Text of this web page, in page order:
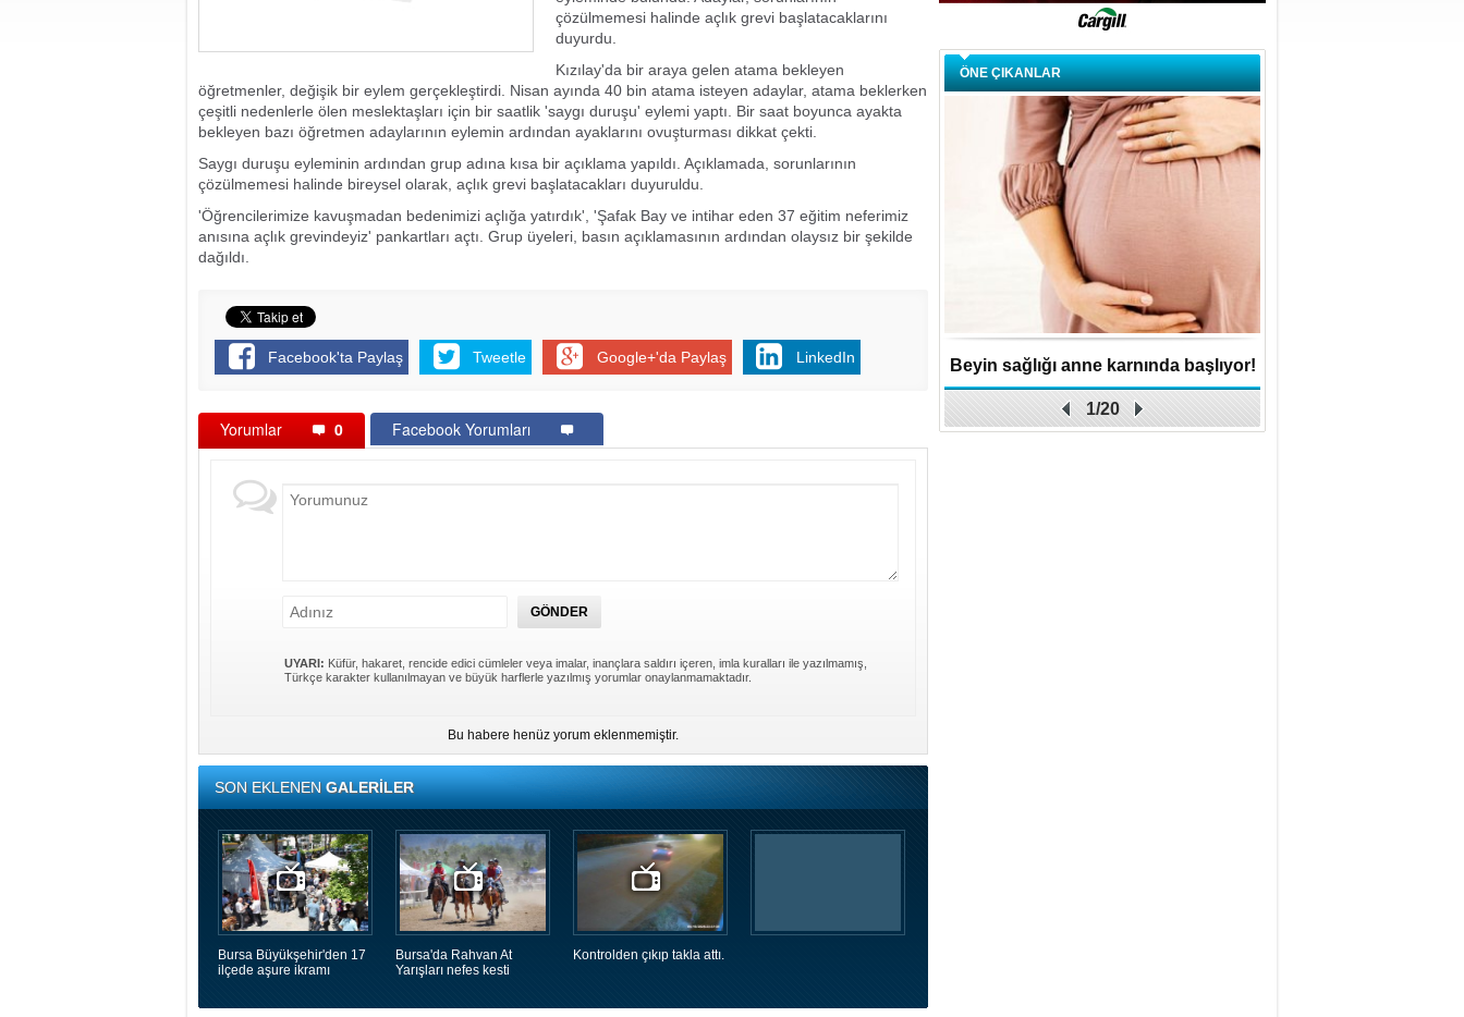
çözülmemesi halinde açlık grevi başlatacaklarını
duyurdu.
Kızılay'da bir araya gelen atama bekleyen
öğretmenler, değişik bir eylem gerçekleştirdi. Nisan ayında 40 bin atama isteyen adaylar, atama beklerken
çeşitli nedenlerle ölen meslektaşları için bir saatlik 'saygı duruşu' eylemi yaptı. Bir saat boyunca ayakta
bekleyen bazı öğretmen adaylarının eylemin ardından ayaklarını ovuşturması dikkat çekti.
Saygı duruşu eyleminin ardından grup adına kısa bir açıklama yapıldı. Açıklamada, sorunlarının
çözülmemesi halinde bireysel olarak, açlık grevi başlatacakları duyuruldu.
'Öğrencilerimize kavuşmadan bedenimizi açlığa yatırdık', 'Şafak Bay ve intihar eden 37 eğitim neferimiz
anısına açlık grevindeyiz' pankartları açtı. Grup üyeleri, basın açıklamasının ardından olaysız bir şekilde
dağıldı.
Facebook'ta Paylaş Tweetle Google+'da Paylaş LinkedIn
Yorumlar 0 Facebook Yorumları
UYARI: Küfür, hakaret, rencide edici cümleler veya imalar, inançlara saldırı içeren, imla kuralları ile yazılmamış,
Türkçe karakter kullanılmayan ve büyük harflerle yazılmış yorumlar onaylanmamaktadır.
Bu habere henüz yorum eklenmemiştir.
SON EKLENENGALERİLER
Bursa Büyükşehir'den 17
ilçede aşure ikramı
Bursa'da Rahvan At
Yarışları nefes kesti
Kontrolden çıkıp takla attı.
ÖNE ÇIKANLAR
Beyin sağlığı anne karnında başlıyor!
1/20